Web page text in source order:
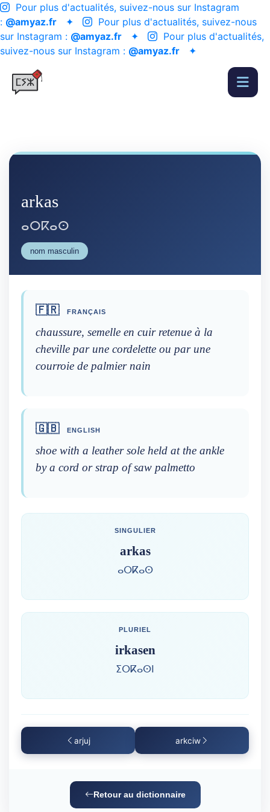
Pour plus d'actualités, suivez-nous sur Instagram
: @amyaz.fr ✦
Pour plus d'actualités, suivez-nous
sur Instagram : @amyaz.fr ✦
Pour plus d'actualités,
suivez-nous sur Instagram : @amyaz.fr ✦
arkas
ⴰⵔⴽⴰⵙ
nom masculin
🇫🇷 FRANÇAIS
chaussure, semelle en cuir retenue à la
cheville par une cordelette ou par une
courroie de palmier nain
🇬🇧 ENGLISH
shoe with a leather sole held at the ankle
by a cord or strap of saw palmetto
SINGULIER
arkas
ⴰⵔⴽⴰⵙ
PLURIEL
irkasen
ⵉⵔⴽⴰⵙⵏ
arjuj arkciw
Retour au dictionnaire